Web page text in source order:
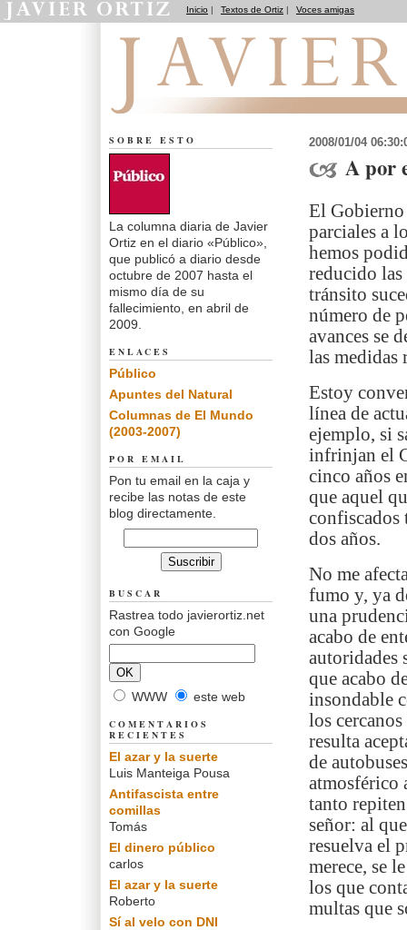
Inicio | Textos de Ortiz | Voces amigas
2008/01/04
A por
El Gobierno
parciales a
hemos
reducido las
tránsito
número de
avances se
las medidas
Estoy
línea de
ejemplo, si
infrinjan el
cinco años
que aquel
confiscados
dos años.
No me
fumo y, ya
una
acabo de
autoridades
que acabo
insondable
los
resulta
de
atmosférico
tanto
señor: al
resuelva el
merece, se
los que
multas que
SOBRE ESTO
La columna diaria de Javier
Ortiz en el diario «Público»,
que publicó a diario desde
octubre de 2007 hasta el
mismo día de su
fallecimiento, en abril de
2009.
ENLACES
Público
Apuntes del Natural
Columnas de El Mundo
(2003-2007)
POR EMAIL
Pon tu email en la caja y
recibe las notas de este
blog directamente.
BUSCAR
Rastrea todo javierortiz.net
con Google
WWW este web
COMENTARIOS
RECIENTES
El azar y la suerte
Luis Manteiga Pousa
Antifascista entre
comillas
Tomás
El dinero público
carlos
El azar y la suerte
Roberto
Sí al velo con DNI